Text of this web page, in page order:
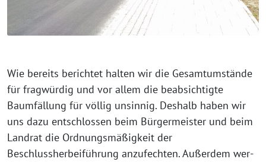
Wie bereits berich­tet hal­ten wir die Gesamtumstände
für frag­wür­dig und vor allem die beab­sich­tig­te
Baumfällung für völ­lig unsin­nig. Deshalb haben wir
uns dazu ent­schlos­sen beim Bürgermeister und beim
Landrat die Ordnungsmäßigkeit der
Beschlussherbeiführung anzu­fech­ten. Außerdem wer­